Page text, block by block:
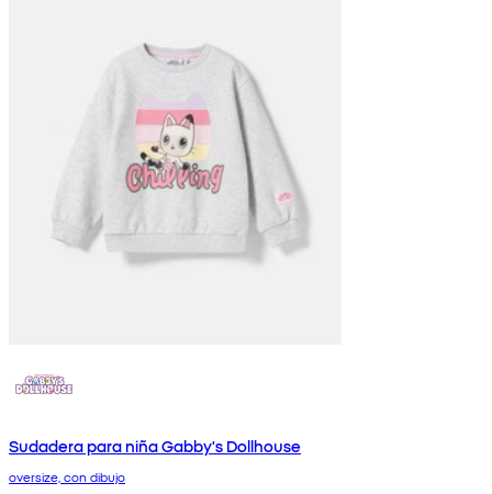
Sudadera para niña Gabby's Dollhouse
oversize, con dibujo